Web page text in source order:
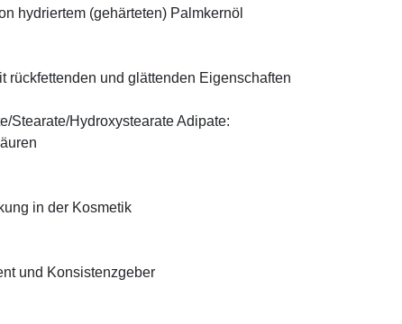
hydriertem (gehärteten) Palmkernöl
rückfettenden und glättenden Eigenschaften
Stearate/Hydroxystearate Adipate:
in der Kosmetik
und Konsistenzgeber